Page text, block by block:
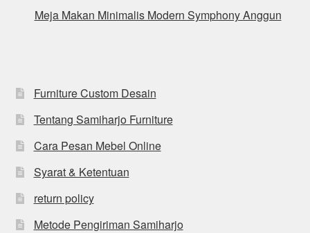
Meja Makan Minimalis Modern Symphony Anggun
Furniture Custom Desain
Tentang Samiharjo Furniture
Cara Pesan Mebel Online
Syarat & Ketentuan
return policy
Metode Pengiriman Samiharjo